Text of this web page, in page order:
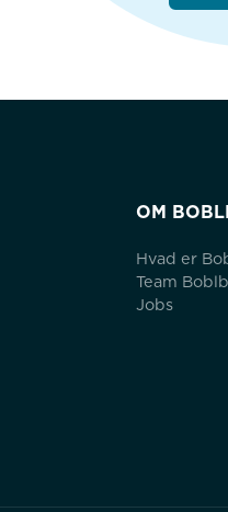
OM
Hvad er
Team
Jobs